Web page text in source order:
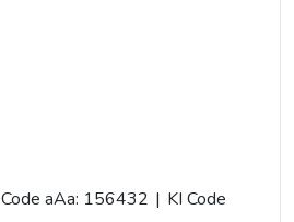
Code aAa: 156432 | KI Code